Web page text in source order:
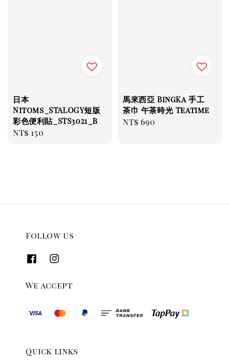
日本
Nitoms_STALOGY短版
彩色便利貼_STS3021_B
Regular
NT$ 150
馬來西亞 BingKa 手工
茶巾 午茶時光 Teatime
Regular
NT$ 690
Follow us
We accept
Quick links